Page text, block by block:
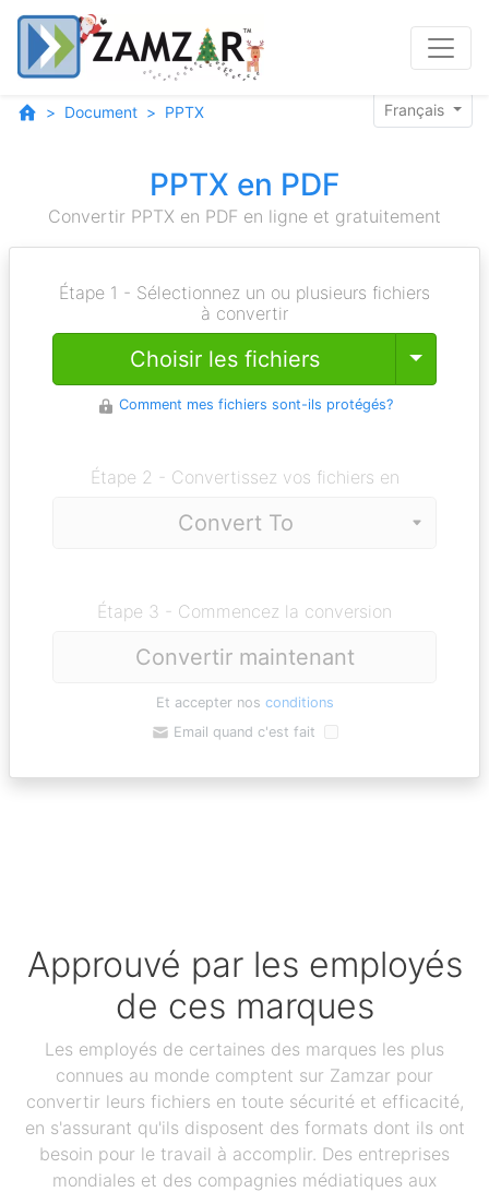
Document PPTX Français
PPTX en PDF
Convertir PPTX en PDF en ligne et gratuitement
Étape 1 - Sélectionnez un ou plusieurs fichiers
à convertir
Choisir les fichiers Toggle
Comment mes fichiers sont-ils protégés?
Étape 2 - Convertissez vos fichiers en
Étape 3 - Commencez la conversion
Convertir maintenant
Et accepter nos conditions
Email quand c'est fait
Approuvé par les employés
de ces marques
Les employés de certaines des marques les plus
connues au monde comptent sur Zamzar pour
convertir leurs fichiers en toute sécurité et efficacité,
en s'assurant qu'ils disposent des formats dont ils ont
besoin pour le travail à accomplir. Des entreprises
mondiales et des compagnies médiatiques aux